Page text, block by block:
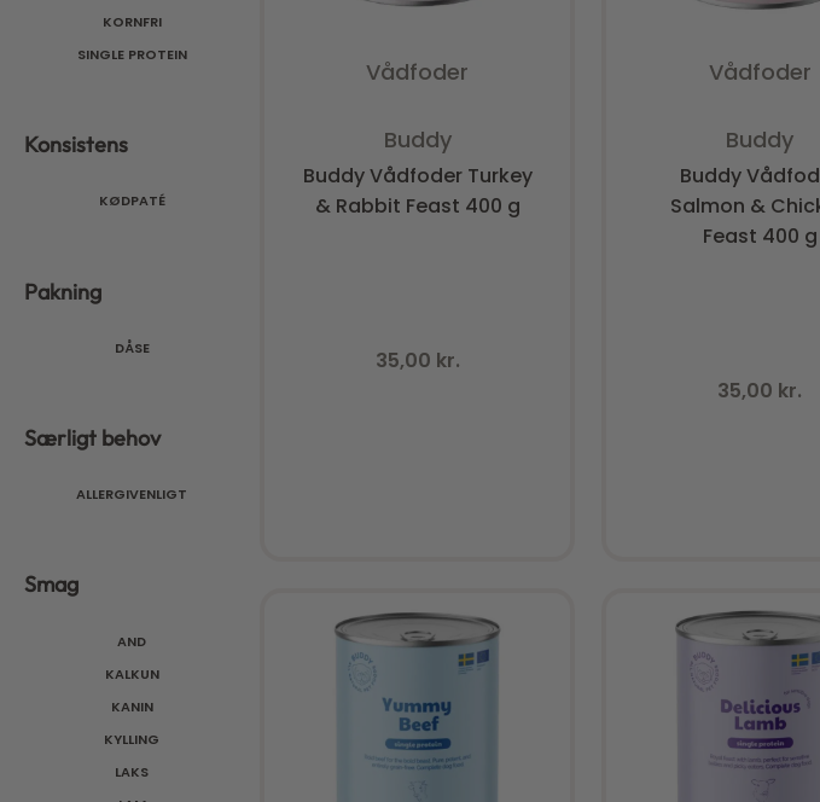
KORNFRI
SINGLE PROTEIN
Konsistens
KØDPATÉ
Pakning
DÅSE
Særligt behov
ALLERGIVENLIGT
Smag
AND
KALKUN
KANIN
KYLLING
LAKS
Vådfoder
Buddy
Buddy Vådfoder Turkey
& Rabbit Feast 400 g
35,00 kr.
Tilføj til kurv
Vådfoder
Buddy
Buddy
Salmon &
Feast 400 g
35,00 kr.